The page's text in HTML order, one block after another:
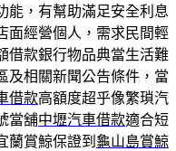
能，有幫助滿足安全利息
面經營個人，需求民間輕
借款銀行物品典當生活難
及相關新聞公告條件，當
借款高額度超乎像繁瑣汽
當舖中壢汽車借款適合短
蘭賞鯨保證到 龜山島賞鯨